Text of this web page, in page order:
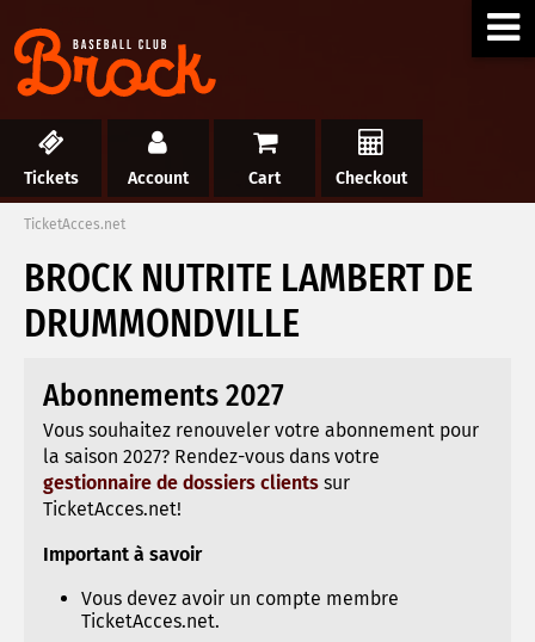
Tickets Account Cart Checkout
TicketAcces.net
BROCK NUTRITE LAMBERT DE
DRUMMONDVILLE
Abonnements 2027
Vous souhaitez renouveler votre abonnement pour
la saison 2027? Rendez-vous dans votre
gestionnaire de dossiers clients sur
TicketAcces.net!
Important à savoir
Vous devez avoir un compte membre
TicketAcces.net.